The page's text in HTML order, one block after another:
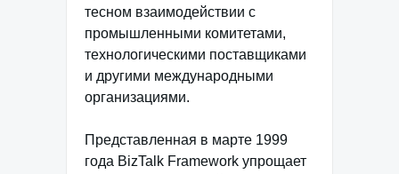
тесном взаимодействии с
промышленными комитетами,
технологическими поставщиками
и другими международными
организациями.
Представленная в марте 1999
года BizTalk Framework упрощает